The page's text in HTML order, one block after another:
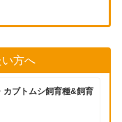
方へ
カブトムシ飼育種&飼育